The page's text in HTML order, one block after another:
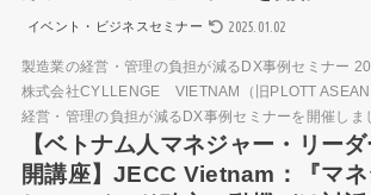
イベント・ビジネスセミナー 2025.01.02
製造業の経営・管理の負担が減るDX事例セミナー
株式会社CYLLENGE VIETNAM（旧PLOTT
経営・管理の負担が減るDX事例セミナーを開催しま
【ベトナム人マネジャー・リー
開講座】JECC Vietnam：『マ